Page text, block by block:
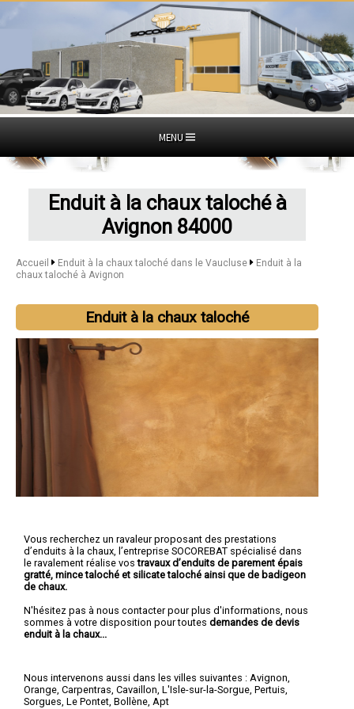
MENU
Enduit à la chaux taloché à
Avignon 84000
Accueil Enduit à la chaux taloché dans le Vaucluse
Enduit à la
chaux taloché à Avignon
Enduit à la chaux taloché
Vous recherchez un ravaleur proposant des prestations
d’enduits à la chaux, l’entreprise SOCOREBAT spécialisé dans
le ravalement réalise vostravaux d’enduits de parement épais
gratté, mince taloché et silicate taloché ainsi que de badigeon
de chaux.
N'hésitez pas à nous contacter pour plus d'informations, nous
sommes à votre disposition pour toutes demandes de devis
enduit à la chaux...
Nous intervenons aussi dans les villes suivantes : Avignon,
Orange, Carpentras, Cavaillon, L'Isle-sur-la-Sorgue, Pertuis,
Sorgues, Le Pontet, Bollène, Apt